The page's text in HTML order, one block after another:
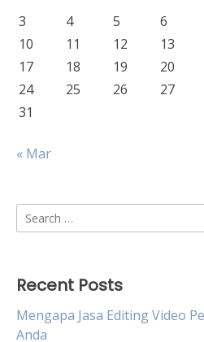
3
4 5 6
10
11 12 13
17
18 19 20
24
25 26 27
31
« Mar
Search
for:
Recent Posts
Mengapa Jasa Editing Video
Anda